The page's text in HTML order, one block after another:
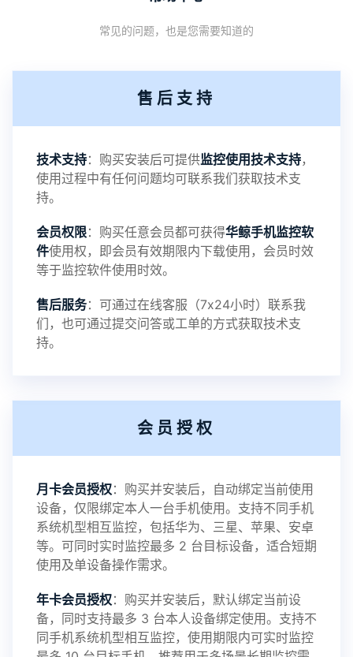
机设备响应慢问题
4：优化离线云储存服务器相册照片文件夹路径问题
5：优化关闭监控后离线设置云储存对方微信聊天记
录文件改为自定义文件名称
提示：
提示1：为避免异常风险情况，传输对方手机数据文
件至本地请先切换代理网络
鲸监控存在的问题与所需的更多功能，华鲸手机监
控将持续为您创造更优秀的监控APP
2025-01-13 V3.7
常见的问题，也是您需要知道的
售后支持
技术支持：购买安装后可提供监控使用技术支持，
使用过程中有任何问题均可联系我们获取技术支
持。
会员权限：购买任意会员都可获得华鲸手机监控软
件使用权，即会员有效期限内下载使用，会员时效
等于监控软件使用时效。
售后服务：可通过在线客服（7x24小时）联系我
们，也可通过提交问答或工单的方式获取技术支
持。
会员授权
月卡会员授权：购买并安装后，自动绑定当前使用
设备，仅限绑定本人一台手机使用。支持不同手机
系统机型相互监控，包括华为、三星、苹果、安卓
等。可同时实时监控最多 2 台目标设备，适合短期
使用及单设备操作需求。
年卡会员授权：购买并安装后，默认绑定当前设
备，同时支持最多 3 台本人设备绑定使用。支持不
同手机系统机型相互监控，使用期限内可实时监控